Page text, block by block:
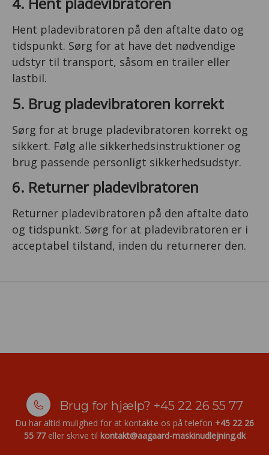
Hent pladevibratoren på den aftalte dato og
tidspunkt. Sørg for at have det nødvendige
udstyr til transport, såsom en trailer eller
lastbil.
5. Brug pladevibratoren korrekt
Sørg for at bruge pladevibratoren korrekt og
sikkert. Følg alle sikkerhedsinstruktioner og
brug passende personligt sikkerhedsudstyr.
6. Returner pladevibratoren
Returner pladevibratoren på den aftalte dato
og tidspunkt. Sørg for at pladevibratoren er i
acceptabel tilstand, inden du returnerer den.
Brug for hjælp? +45 22 26 55 77
Du har altid mulighed for at kontakte os på telefon +45 22 26
55 77eller skrive til kontakt@aagaard-maskinudlejning.dk